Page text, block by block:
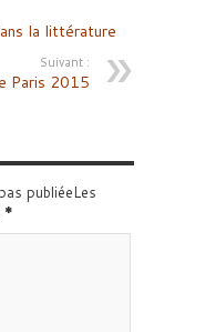
la littérature
Suivant :
Paris 2015
publiéeLes
*